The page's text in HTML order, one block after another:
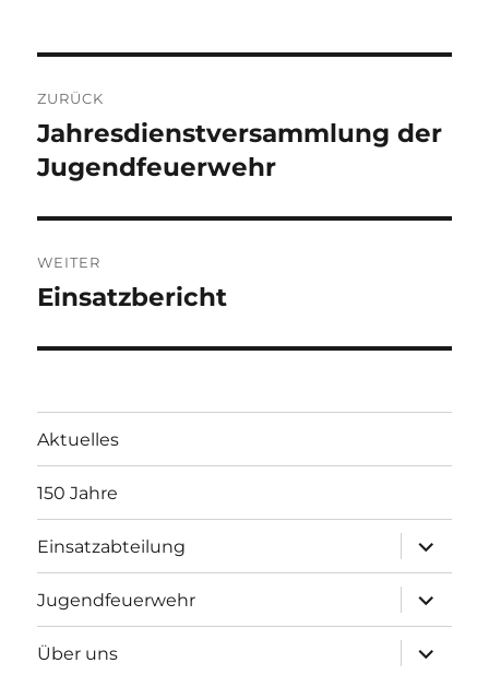
ZURÜCK
Vorheriger
Beitrag:
Jahresdienstversammlung der
Jugendfeuerwehr
WEITER
Nächster
Einsatzbericht
Aktuelles
150 Jahre
Einsatzabteilung
öffnen
Jugendfeuerwehr
öffnen
Über uns
öffnen